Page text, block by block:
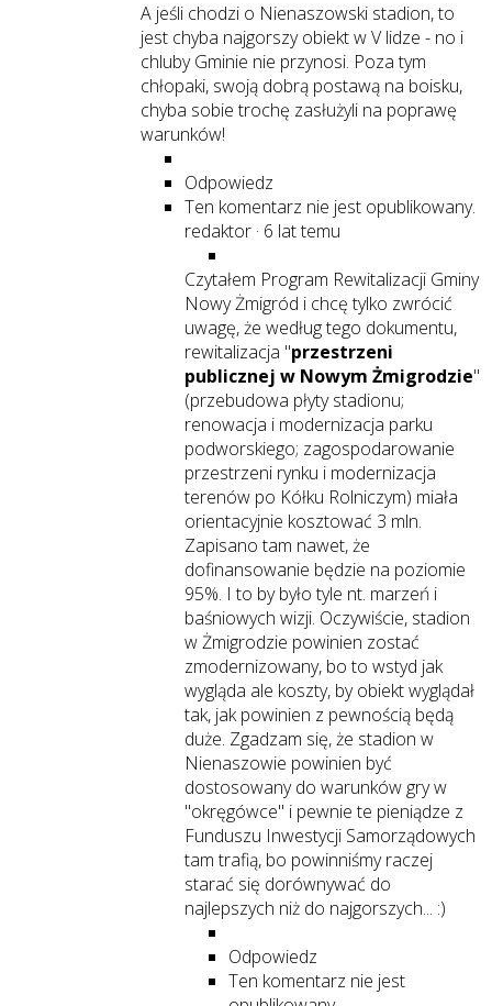
A jeśli chodzi o Nienaszowski stadion, to
jest chyba najgorszy obiekt w V lidze - no i
chluby Gminie nie przynosi. Poza tym
chłopaki, swoją dobrą postawą na boisku,
chyba sobie trochę zasłużyli na poprawę
warunków!
Odpowiedz
Ten komentarz nie jest opublikowany.
redaktor · 6 lat temu
Czytałem Program Rewitalizacji Gminy
Nowy Żmigród i chcę tylko zwrócić
uwagę, że według tego dokumentu,
rewitalizacja "przestrzeni
publicznej w Nowym Żmigrodzie"
(przebudowa płyty stadionu;
renowacja i modernizacja parku
podworskiego; zagospodarowanie
przestrzeni rynku i modernizacja
terenów po Kółku Rolniczym) miała
orientacyjnie kosztować 3 mln.
Zapisano tam nawet, że
dofinansowanie będzie na poziomie
95%. I to by było tyle nt. marzeń i
baśniowych wizji. Oczywiście, stadion
w Żmigrodzie powinien zostać
zmodernizowany, bo to wstyd jak
wygląda ale koszty, by obiekt wyglądał
tak, jak powinien z pewnością będą
duże. Zgadzam się, że stadion w
Nienaszowie powinien być
dostosowany do warunków gry w
"okręgówce" i pewnie te pieniądze z
Funduszu Inwestycji Samorządowych
tam trafią, bo powinniśmy raczej
starać się dorównywać do
najlepszych niż do najgorszych... :)
Odpowiedz
Ten komentarz nie jest